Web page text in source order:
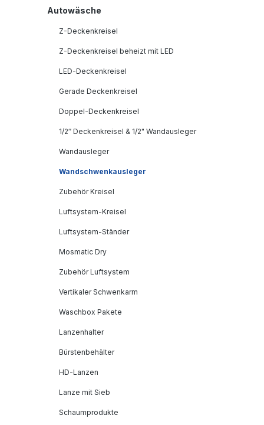
Autowäsche
Z-Deckenkreisel
Z-Deckenkreisel beheizt mit LED
LED-Deckenkreisel
Gerade Deckenkreisel
Doppel-Deckenkreisel
1/2″ Deckenkreisel & 1/2" Wandausleger
Wandausleger
Wandschwenkausleger
Zubehör Kreisel
Luftsystem-Kreisel
Luftsystem-Ständer
Mosmatic Dry
Zubehör Luftsystem
Vertikaler Schwenkarm
Waschbox Pakete
Lanzenhalter
Bürstenbehälter
HD-Lanzen
Lanze mit Sieb
Schaumprodukte